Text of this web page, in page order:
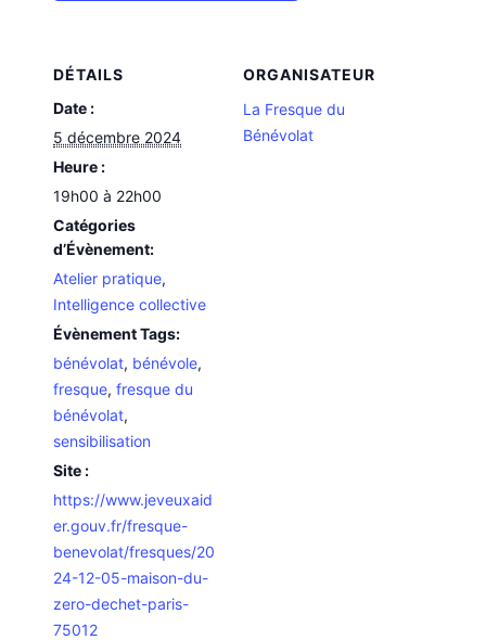
DÉTAILS
Date :
5 décembre 2024
Heure :
19h00 à 22h00
Catégories
d’Évènement:
Atelier pratique,
Intelligence collective
Évènement Tags:
bénévolat, bénévole,
fresque,fresque du
bénévolat,
sensibilisation
Site :
https://www.jeveuxaid
er.gouv.fr/fresque-
benevolat/fresques/20
24-12-05-maison-du-
zero-dechet-paris-
75012
ORGANISATEUR
La Fresque du
Bénévolat